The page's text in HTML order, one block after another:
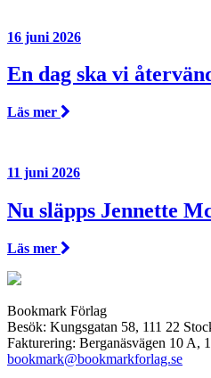
16 juni 2026
En dag ska vi
Läs mer
11 juni 2026
Nu släpps Jennette
Läs mer
Bookmark Förlag
Besök: Kungsgatan 58, 111 22
Fakturering: Berganäsvägen 10 A,
bookmark@bookmarkforlag.se